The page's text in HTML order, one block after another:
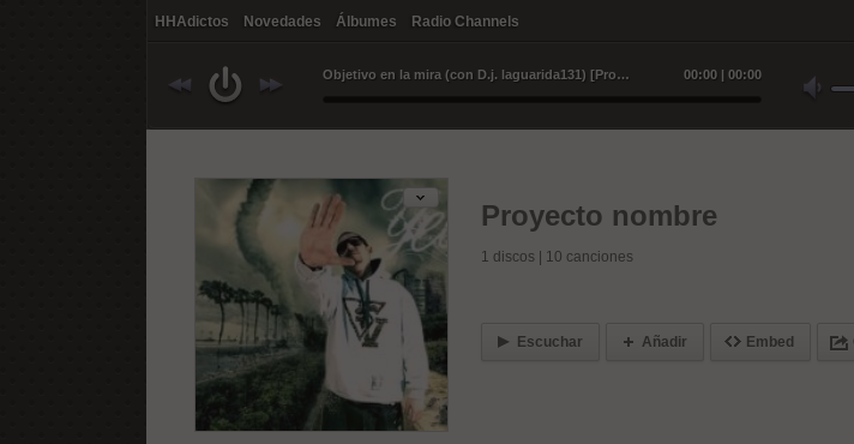
HHAdictos Novedades Álbumes Radio Channels
Objetivo en la mira (con D.j. laguarida131) [Producido por Akosta] - Proyecto nombre 00:00 | 00:00
Proyecto nombre
1 discos | 10 canciones
Escuchar Añadir Embed